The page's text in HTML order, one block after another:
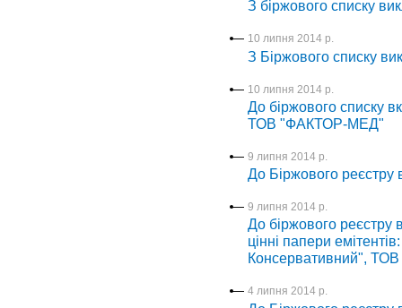
З біржового списку
10 липня 2014 р.
З Біржового списку
10 липня 2014 р.
До біржового списку
ТОВ "ФАКТОР-МЕД"
9 липня 2014 р.
До Біржового реєстру
9 липня 2014 р.
До біржового реєстру
цінні папери
Консервативний",
4 липня 2014 р.